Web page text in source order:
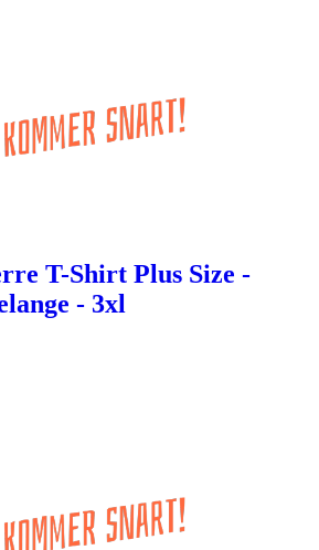
T-Shirt Plus Size -
- 3xl